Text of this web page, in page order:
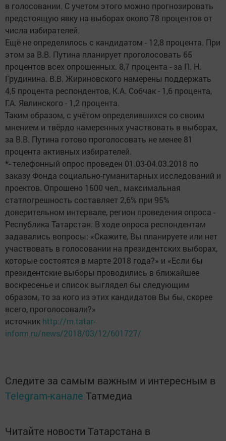
в голосовании. С учетом этого можно прогнозировать
предстоящую явку на выборах около 78 процентов от
числа избирателей.
Ещё не определилось с кандидатом - 12,8 процента. При
этом за В.В. Путина планирует проголосовать 65
процентов всех опрошенных. 8,7 процента - за П. Н.
Грудинина. В.В. Жириновского намерены поддержать
4,5 процента респондентов, К.А. Собчак - 1,6 процента,
Г.А. Явлинского - 1,2 процента.
Таким образом, с учётом определившихся со своим
мнением и твёрдо намеренных участвовать в выборах,
за В.В. Путина готово проголосовать не менее 81
процента активных избирателей.
*- телефонный опрос проведен 01.03-04.03.2018 по
заказу Фонда социально-гуманитарных исследований и
проектов. Опрошено 1500 чел., максимальная
статпогрешность составляет 2,6% при 95%
доверительном интервале, регион проведения опроса -
Республика Татарстан. В ходе опроса респондентам
задавались вопросы: «Скажите, Вы планируете или нет
участвовать в голосовании на президентских выборах,
которые состоятся в марте 2018 года?» и «Если бы
президентские выборы проводились в ближайшее
воскресенье и список выглядел бы следующим
образом, то за кого из этих кандидатов Вы бы, скорее
всего, проголосовали?»
источник http://m.tatar-
inform.ru/news/2018/03/12/601727/
Следите за самым важным и интересным в
Telegram-канале Татмедиа
Читайте новости Татарстана в